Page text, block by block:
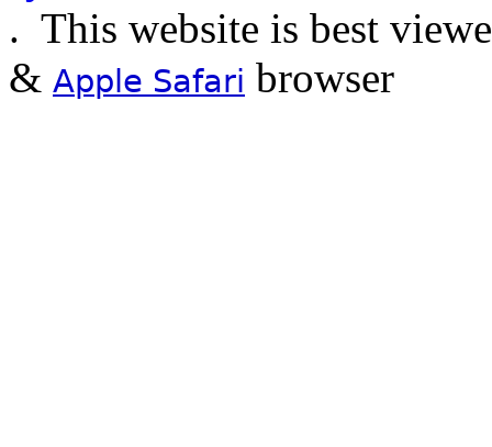
. This website is best
& Apple Safari browser